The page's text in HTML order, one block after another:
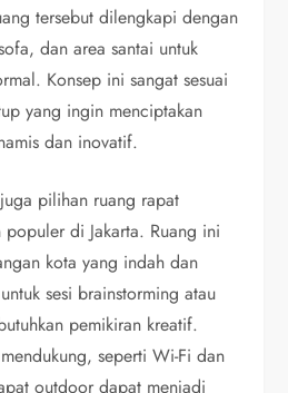
tersebut dilengkapi dengan
dan area santai untuk
Konsep ini sangat sesuai
yang ingin menciptakan
dan inovatif.
pilihan ruang rapat
di Jakarta. Ruang ini
kota yang indah dan
sesi brainstorming atau
pemikiran kreatif.
seperti Wi-Fi dan
outdoor dapat menjadi